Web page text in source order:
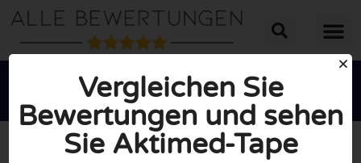
Vergleichen Sie
Bewertungen und sehen
Sie Aktimed-Tape